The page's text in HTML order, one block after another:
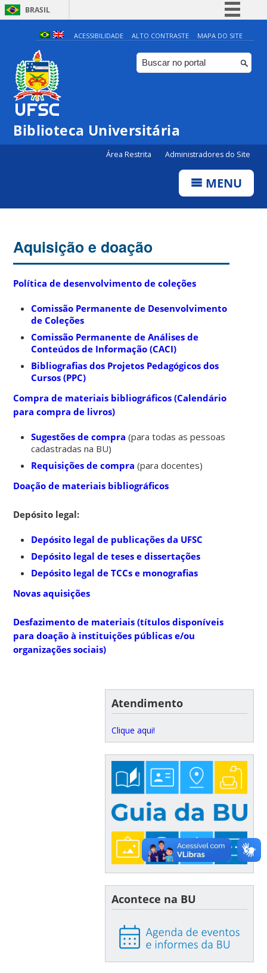
BRASIL
Simplifique!
Comunica BR
Participe
Canais
ACESSIBILIDADE ALTO CONTRASTE MAPA DO SITE
Biblioteca Universitária
Área Restrita Administradores do Site
MENU
Aquisição e doação
Política de desenvolvimento de coleções
Comissão Permanente de Desenvolvimento
de Coleções
Comissão Permanente de Análises de
Conteúdos de Informação (CACI)
Bibliografias dos Projetos Pedagógicos dos
Cursos (PPC)
Compra de materiais bibliográficos (Calendário
para compra de livros)
Sugestões de compra (para todas as pessoas
cadastradas na BU)
Requisições de compra (para docentes)
Doação de materiais bibliográficos
Depósito legal:
Depósito legal de publicações da UFSC
Depósito legal de teses e dissertações
Depósito legal de TCCs e monografias
Novas aquisições
Desfazimento de materiais (títulos disponíveis
para doação à instituições públicas e/ou
organizações sociais)
Atendimento
Clique aqui!
Acontece na BU